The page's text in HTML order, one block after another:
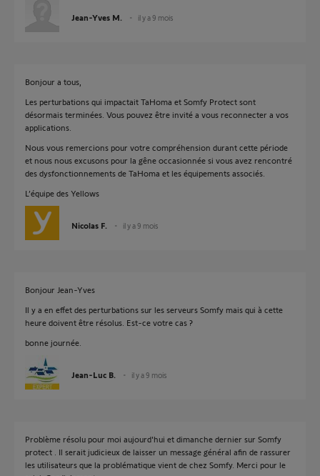
Jean-Yves M. il y a 9 mois
Bonjour a tous,
Les perturbations qui impactait TaHoma et Somfy Protect sont
désormais terminées. Vous pouvez être invité a vous reconnecter a vos
applications.
Nous vous remercions pour votre compréhension durant cette période
et nous nous excusons pour la gêne occasionnée si vous avez rencontré
des dysfonctionnements de TaHoma et les équipements associés.
L’équipe des Yellows
Nicolas F. il y a 9 mois
Bonjour Jean-Yves
Il y a en effet des perturbations sur les serveurs Somfy mais qui à cette
heure doivent être résolus. Est-ce votre cas ?
bonne journée.
Jean-Luc B. il y a 9 mois
Problème résolu pour moi aujourd'hui et dimanche dernier sur Somfy
protect . Il serait judicieux de laisser un message général afin de rassurer
les utilisateurs que la problématique vient de chez Somfy. Merci pour le